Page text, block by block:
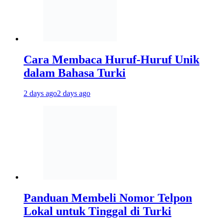
Cara Membaca Huruf-Huruf Unik
dalam Bahasa Turki
2 days ago2 days ago
Panduan Membeli Nomor Telpon
Lokal untuk Tinggal di Turki